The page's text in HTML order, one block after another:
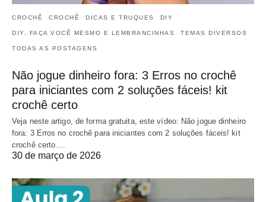
CROCHÊ CROCHÊ DICAS E TRUQUES DIY
DIY, FAÇA VOCÊ MESMO E LEMBRANCINHAS TEMAS DIVERSOS
TODAS AS POSTAGENS
Não jogue dinheiro fora: 3 Erros no crochê
para iniciantes com 2 soluções fáceis! kit
crochê certo
Veja neste artigo, de forma gratuita, este vídeo: Não jogue dinheiro
fora: 3 Erros no crochê para iniciantes com 2 soluções fáceis! kit
crochê certo.…
30 de março de 2026